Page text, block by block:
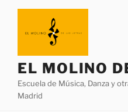
EL MOLINO
Escuela de Música, Danza y
Madrid